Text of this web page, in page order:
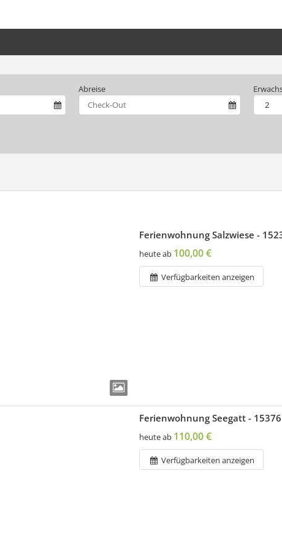
Abreise
Ferienwohnung Salzwiese -
heute ab 100,00 €
Verfügbarkeiten anzeigen
Ferienwohnung Seegatt - 15376
heute ab 110,00 €
Verfügbarkeiten anzeigen